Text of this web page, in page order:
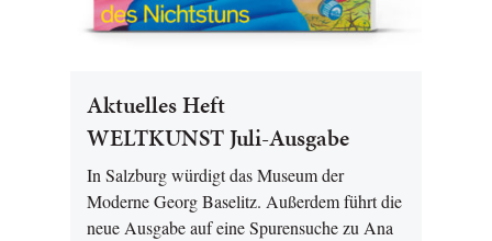
Aktuelles Heft
WELTKUNST Juli-Ausgabe
In Salzburg würdigt das Museum der
Moderne Georg Baselitz. Außerdem führt die
neue Ausgabe auf eine Spurensuche zu Ana